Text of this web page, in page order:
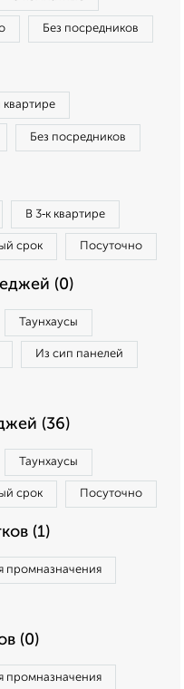
Без посредников
Без посредников
В 3‑к квартире
срок Посуточно
(0)
Таунхаусы
Из сип панелей
(36)
Таунхаусы
срок Посуточно
(1)
промназначения
(0)
промназначения